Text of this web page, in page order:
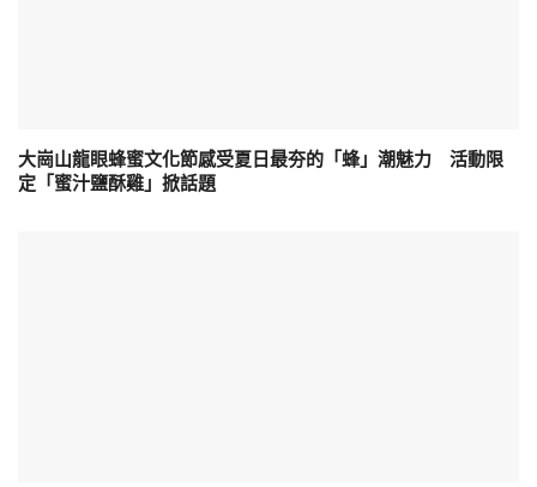
大崗山龍眼蜂蜜文化節感受夏日最夯的「蜂」潮魅力 活動限
定「蜜汁鹽酥雞」掀話題